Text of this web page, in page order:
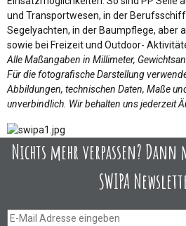
und Transportwesen, in der
Segelyachten, in der Baumpflege, aber
sowie bei Freizeit und Outdoor-
Alle Maßangaben in Millimeter,
Für die fotografische Darstellung
Abbildungen, technischen Daten, Maße
unverbindlich. Wir behalten uns jederzeit
Nichts mehr verpassen?
SWIPA